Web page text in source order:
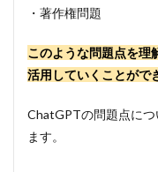
・著作権問題
このような問題点を
活用していくことがで
ChatGPTの問題点に
ます。